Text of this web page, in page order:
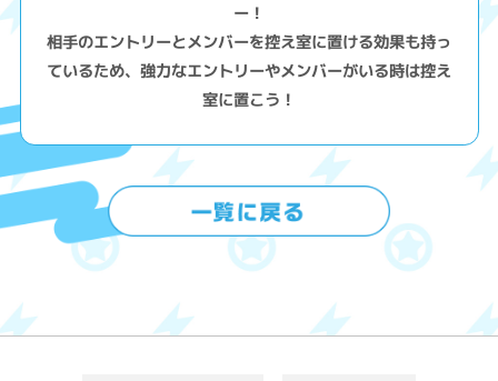
ー！
相手のエントリーとメンバーを控え室に置ける効果も持っ
ているため、強力なエントリーやメンバーがいる時は控え
室に置こう！